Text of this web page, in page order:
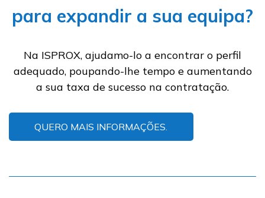
para expandir a sua equipa?
Na ISPROX, ajudamo-lo a encontrar o perfil
adequado, poupando-lhe tempo e aumentando
a sua taxa de sucesso na contratação.
QUERO MAIS INFORMAÇÕES.